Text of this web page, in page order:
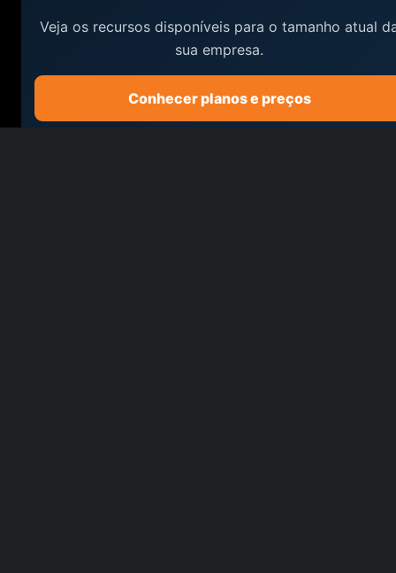
Veja os recursos disponíveis para o tamanho atual
sua empresa.
Conhecer planos e preços